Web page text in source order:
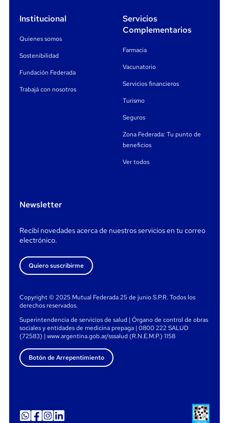
Institucional
Quienes somos
Sostenibilidad
Fundación Federada
Trabajá con nosotros
Servicios
Complementarios
Farmacia
Vacunatorio
Servicios financieros
Turismo
Seguros
Zona Federada: Tu punto de
beneficios
Ver todos
Newsletter
Recibí novedades acerca de nuestros servicios en tu correo
electrónico.
Quiero suscribirme
Copyright © 2025 Mutual Federada 25 de junio S.P.R. Todos los
derechos reservados.
Superintendencia de servicios de salud | Órgano de control de obras
sociales y entidades de medicina prepaga | 0800 222 SALUD
(72583) | www.argentina.gob.ar/sssalud (R.N.E.M.P.) 1158
Botón de Arrepentimiento